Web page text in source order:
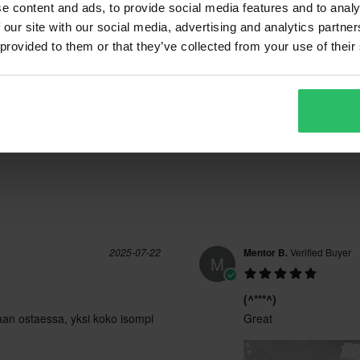
content and ads, to provide social media features and to
site with our social media, advertising and analytics
to them or that they’ve collected from your use of
L 170 x 190 x 70 mm
XXL 165 x 205 x 80 mm
delle spese per il reso. *Il
su ordinazione. Consulta la
4.7
(4)
(5)
(0)
2025-07-22
ostaessa, yksi koko isompi
M Mentor B.Verified Buyer
(^***^)
Great